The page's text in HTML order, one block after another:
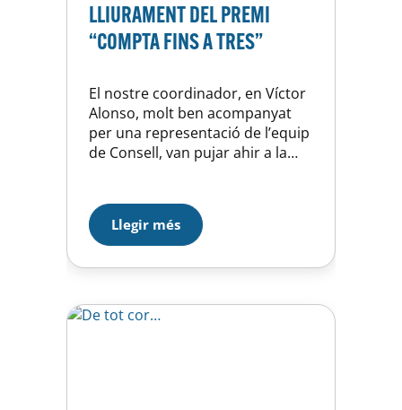
LLIURAMENT DEL PREMI
“COMPTA FINS A TRES”
El nostre coordinador, en Víctor
Alonso, molt ben acompanyat
per una representació de l’equip
de Consell, van pujar ahir a la
Barcelona (CCCB), per recollir el
guardó que ens ha estat atorgat
per l’Ajuntament de Barcelona,
en aquesta la seva 13a edició,
Llegir més